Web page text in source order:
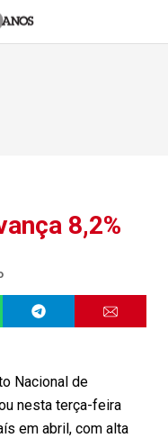
8,2%
Nacional de
nesta terça-feira
em abril, com alta